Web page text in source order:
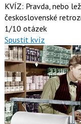
KVÍZ: Pravda, nebo
československé
1/10 otázek
Spustit kvíz